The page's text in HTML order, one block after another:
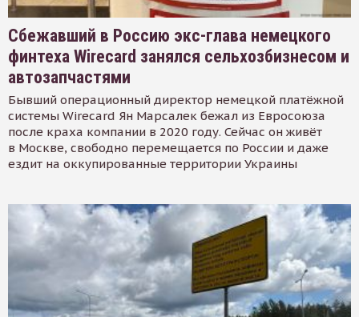
Сбежавший в Россию экс-глава немецкого
финтеха Wirecard занялся сельхозбизнесом и
автозапчастями
Бывший операционный директор немецкой платёжной
системы Wirecard Ян Марсалек бежал из Евросоюза
после краха компании в 2020 году. Сейчас он живёт
в Москве, свободно перемещается по России и даже
ездит на оккупированные территории Украины